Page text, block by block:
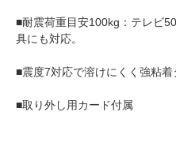
■耐震荷重目安100kg：テレビ
具にも対応。
■震度7対応で溶けにくく強粘着
■取り外し用カード付属